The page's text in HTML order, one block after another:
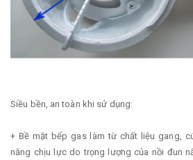
Siều bền, an toàn khi sử dụng:
+ Bề mặt bếp gas làm từ chất liệu gang,
năng chịu lực do trọng lượng của nồi đun